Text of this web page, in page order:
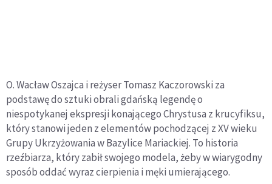
O. Wacław Oszajca i reżyser Tomasz Kaczorowski za
podstawę do sztuki obrali gdańską legendę o
niespotykanej ekspresji konającego Chrystusa z krucyfiksu,
który stanowi jeden z elementów pochodzącej z XV wieku
Grupy Ukrzyżowania w Bazylice Mariackiej. To historia
rzeźbiarza, który zabił swojego modela, żeby w wiarygodny
sposób oddać wyraz cierpienia i męki umierającego.